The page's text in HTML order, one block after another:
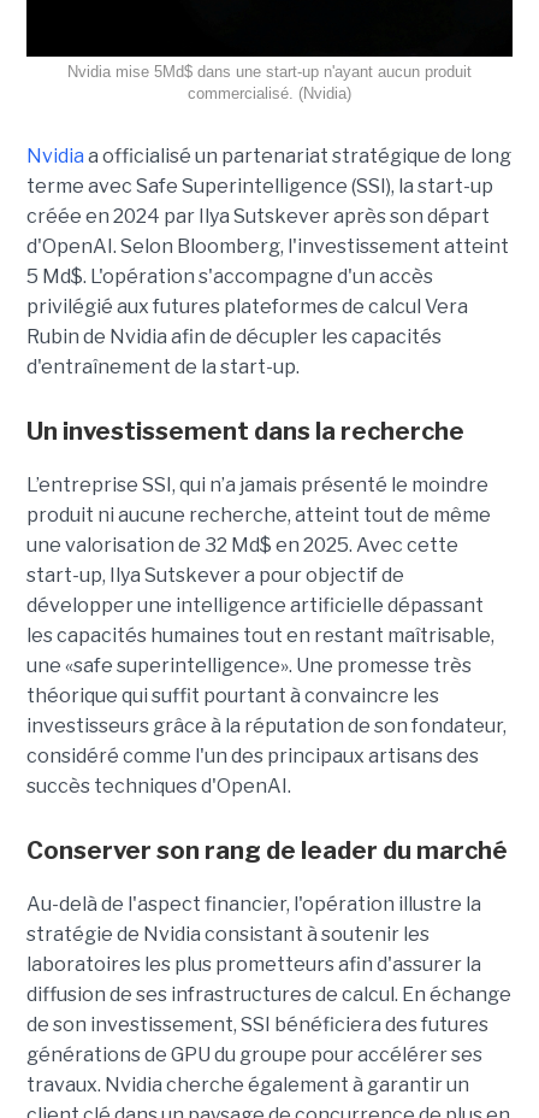
Nvidia mise 5Md$ dans une start-up n'ayant aucun produit
commercialisé. (Nvidia)
Nvidia a officialisé un partenariat stratégique de long
terme avec Safe Superintelligence (SSI), la start-up
créée en 2024 par Ilya Sutskever après son départ
d'OpenAI. Selon Bloomberg, l'investissement atteint
5 Md$. L'opération s'accompagne d'un accès
privilégié aux futures plateformes de calcul Vera
Rubin de Nvidia afin de décupler les capacités
d'entraînement de la start-up.
Un investissement dans la recherche
L’entreprise SSI, qui n’a jamais présenté le moindre
produit ni aucune recherche, atteint tout de même
une valorisation de 32 Md$ en 2025. Avec cette
start-up, Ilya Sutskever a pour objectif de
développer une intelligence artificielle dépassant
les capacités humaines tout en restant maîtrisable,
une «safe superintelligence». Une promesse très
théorique qui suffit pourtant à convaincre les
investisseurs grâce à la réputation de son fondateur,
considéré comme l'un des principaux artisans des
succès techniques d'OpenAI.
Conserver son rang de leader du marché
Au-delà de l'aspect financier, l'opération illustre la
stratégie de Nvidia consistant à soutenir les
laboratoires les plus prometteurs afin d'assurer la
diffusion de ses infrastructures de calcul. En échange
de son investissement, SSI bénéficiera des futures
générations de GPU du groupe pour accélérer ses
travaux. Nvidia cherche également à garantir un